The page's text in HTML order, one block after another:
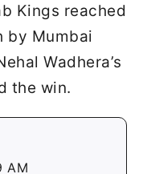
Kings reached
by Mumbai
Wadhera’s
the win.
AM